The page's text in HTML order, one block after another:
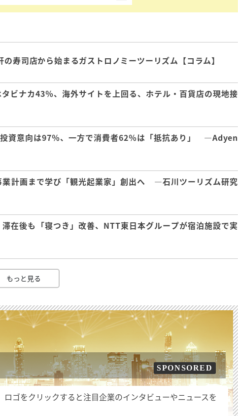
寿司店から始まるガストロノミーツーリズム【コラム】
ビナカ43％、海外サイトを上回る、ホテル・百貨店の現地接
資意向は97％、一方で消費者62％は「抵抗あり」 ―Adyen
業計画まで学び「観光起業家」創出へ ―石川ツーリズム研究
在後も「寝つき」改善、NTT東日本グループが宿泊施設で実
もっと見る
SPONSORED
ゴをクリックすると注目企業のインタビューやニュースを